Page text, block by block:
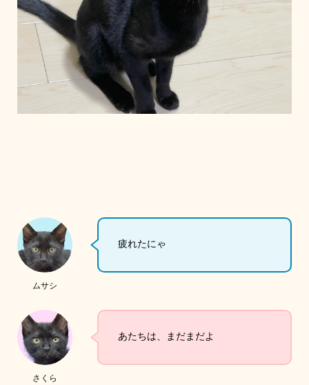
ムサシ
疲れたにゃ
さくら
あたちは、まだまだよ